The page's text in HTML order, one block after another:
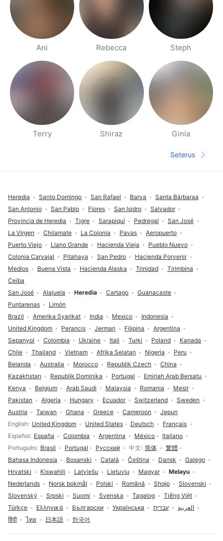
Ani Rebecca Steph
Terry Shiraz Ginia
Halaman
Seterus
Pilihan bahasa
English United Kingdom United States Deutsch
Français
Español
España Colombia Argentina México
Italiano
Português Brasil Portugal Русский 中文 简体
繁體
Bahasa Indonesia
Bosanski Català Čeština Dansk
Galego
Hrvatski
Kiswahili Latviešu Lietuvių Magyar
Melayu
Nederlands
Norsk bokmål Polski Română Shqip
Slovenski
Slovenský
Srpski Suomi Svenska Tagalog
Tiếng Việt
Türkçe
Ελληνικά Български Українська עברית
العربية
हिंदी
ไทย 日本語 한국어
Brazil Amerika Syarikat India Mexico
Indonesia
United Kingdom
Perancis Jerman Filipina
Argentina
Sepanyol
Colombia Ukraine Itali Turki Poland
Kanada
Chile
Thailand Vietnam Afrika Selatan Nigeria
Peru
Belanda
Australia Morocco Republik Czech
China
Kazakhstan
Republik Dominika Portugal
Emiriah Arab Bersatu
Kenya
Belgium Arab Saudi Malaysia Romania
Mesir
Pakistan
Algeria Hungary Ecuador Switzerland
Sweden
Austria
Taiwan Ghana Greece Cameroon Jepun
San José Alajuela Heredia Cartago
Guanacaste
Puntarenas
Limón
Heredia Santo Domingo San Rafael Barva
Santa Bárbaraa
San Antonio
San Pablo Flores San Isidro
Salvador
Provincia de Heredia
Tigre Sarapiquí Pedregal
San José
La Virgen
Chilamate La Colonia Pavas
Aeropuerto
Puerto Viejo
Llano Grande Hacienda Vieja
Pueblo Nuevo
Colonia Carvajal
Pitahaya San Pedro
Hacienda Porvenir
Medios
Buena Vista Hacienda Alaska Trinidad
Tirimbina
Ceiba